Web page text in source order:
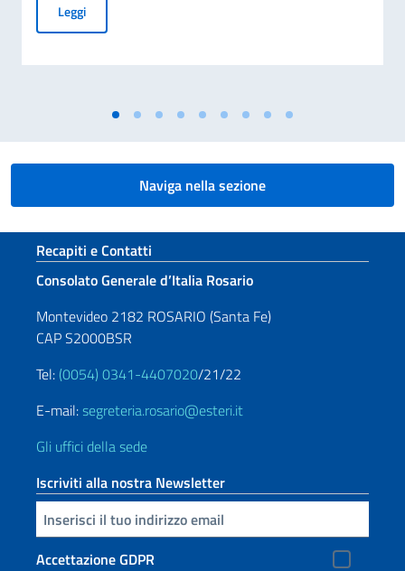
LeggiGiornata Nazionale del Sacrificio del Lavoro Italiano nel
Naviga nella sezione
Sezione footer
Recapiti e Contatti
Consolato Generale d’Italia Rosario
Montevideo 2182 ROSARIO (Santa Fe)
CAP S2000BSR
Tel: (0054) 0341-4407020/21/22
E-mail:segreteria.rosario@esteri.it
Gli uffici della sede
Iscriviti alla nostra Newsletter
Inserisci la tua email
Accettazione GDPR